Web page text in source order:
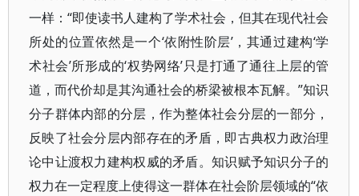
一样：“即使读书人建构了学术社会，但其在现代社会
所处的位置依然是一个‘依附性阶层’，其通过建构‘学
术社会’所形成的‘权势网络’只是打通了通往上层的管
道，而代价却是其沟通社会的桥梁被根本瓦解。”知识
分子群体内部的分层，作为整体社会分层的一部分，
反映了社会分层内部存在的矛盾，即古典权力政治理
论中让渡权力建构权威的矛盾。知识赋予知识分子的
权力在一定程度上使得这一群体在社会阶层领域的“依